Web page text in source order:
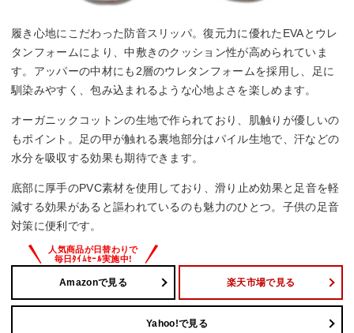
履き心地にこだわった防音スリッパ。復元力に優れたEVAとウレ
タンフォームにより、中敷きのクッション性が高められていま
す。アッパーの中材にも2層のウレタンフォームを採用し、足に
馴染みやすく、包み込まれるような心地よさを楽しめます。
オーガニックコットンの生地で作られており、肌触りが優しいの
もポイント。足の甲が触れる裏地部分はパイル生地で、汗などの
水分を吸収する効果も期待できます。
底部に厚手のPVC素材を使用しており、滑り止め効果と足音を軽
減する効果があると謳われているのも魅力のひとつ。子供の足音
対策に便利です。
Amazonで見る 楽天市場で見る
Yahoo!で見る